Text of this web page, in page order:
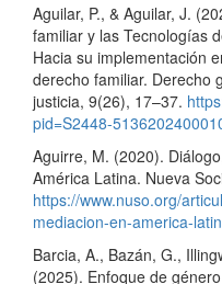
Aguilar, P., & Aguilar, J.
familiar y las Tecnologías
Hacia su implementación
derecho familiar. Derecho
justicia, 9(26), 17–37.
pid=S2448-
Aguirre, M. (2020).
América Latina. Nueva
https://www.nuso.org/
mediacion-en-america-
Barcia, A., Bazán, G.,
(2025). Enfoque de